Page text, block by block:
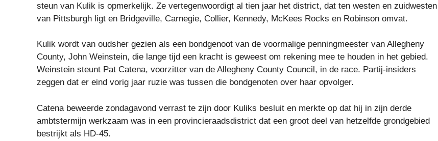
steun van Kulik is opmerkelijk. Ze vertegenwoordigt al tien jaar het district, dat ten westen en zuidwesten
van Pittsburgh ligt en Bridgeville, Carnegie, Collier, Kennedy, McKees Rocks en Robinson omvat.
Kulik wordt van oudsher gezien als een bondgenoot van de voormalige penningmeester van Allegheny
County, John Weinstein, die lange tijd een kracht is geweest om rekening mee te houden in het gebied.
Weinstein steunt Pat Catena, voorzitter van de Allegheny County Council, in de race. Partij-insiders
zeggen dat er eind vorig jaar ruzie was tussen die bondgenoten over haar opvolger.
Catena beweerde zondagavond verrast te zijn door Kuliks besluit en merkte op dat hij in zijn derde
ambtstermijn werkzaam was in een provincieraadsdistrict dat een groot deel van hetzelfde grondgebied
bestrijkt als HD-45.